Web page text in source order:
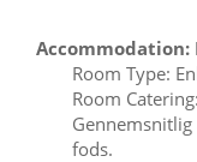
Room Type:
Room
fods.